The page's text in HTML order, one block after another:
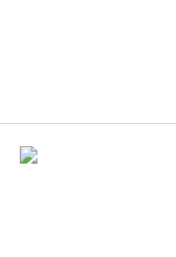
印刷見本